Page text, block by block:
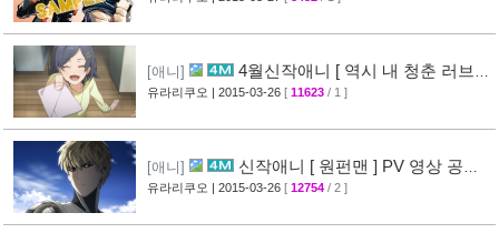
[애니]
4월신작애니 [ 역시 내 청춘 러브코
메디는 잘못됐다 속 ] 2차 PV 영상 공개
유라리쿠오 | 2015-03-26 [ 11623 / 1 ]
[애니]
신작애니 [ 원펀맨 ] PV 영상 공개 (
onepunchman ) [49]
유라리쿠오 | 2015-03-26 [ 12754 / 2 ]